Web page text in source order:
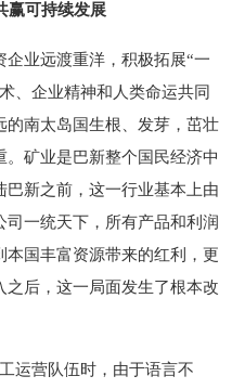
赢可持续发展
业远渡重洋，积极拓展“一
、企业精神和人类命运共同
南太岛国生根、发芽，茁壮
矿业是巴新整个国民经济中
新之前，这一行业基本上由
一统天下，所有产品和利润
国丰富资源带来的红利，更
后，这一局面发生了根本改
营队伍时，由于语言不